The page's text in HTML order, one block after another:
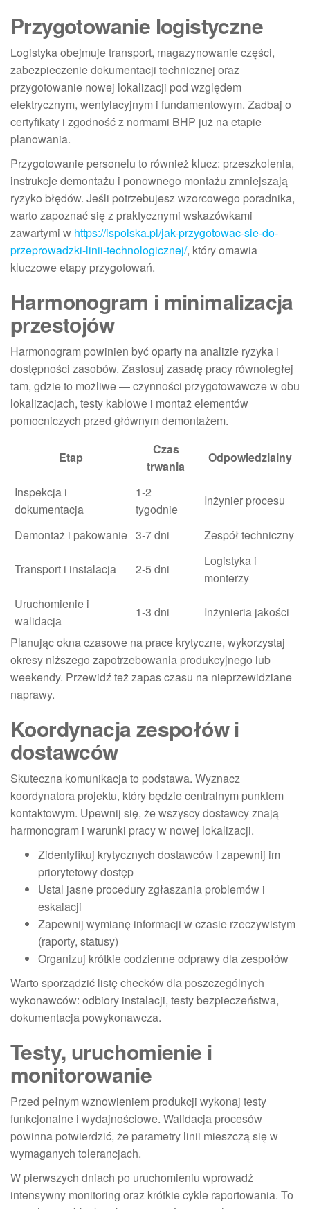
Przygotowanie logistyczne
Logistyka obejmuje transport, magazynowanie części,
zabezpieczenie dokumentacji technicznej oraz
przygotowanie nowej lokalizacji pod względem
elektrycznym, wentylacyjnym i fundamentowym. Zadbaj o
certyfikaty i zgodność z normami BHP już na etapie
planowania.
Przygotowanie personelu to również klucz: przeszkolenia,
instrukcje demontażu i ponownego montażu zmniejszają
ryzyko błędów. Jeśli potrzebujesz wzorcowego poradnika,
warto zapoznać się z praktycznymi wskazówkami
zawartymi w https://ispolska.pl/jak-przygotowac-sie-do-
przeprowadzki-linii-technologicznej/, który omawia
kluczowe etapy przygotowań.
Harmonogram i minimalizacja
przestojów
Harmonogram powinien być oparty na analizie ryzyka i
dostępności zasobów. Zastosuj zasadę pracy równoległej
tam, gdzie to możliwe — czynności przygotowawcze w obu
lokalizacjach, testy kablowe i montaż elementów
pomocniczych przed głównym demontażem.
Etap
Czas
trwania
Odpowiedzialny
Inspekcja i
dokumentacja
1-2
tygodnie
Inżynier procesu
Demontaż i pakowanie 3-7 dni Zespół techniczny
Transport i instalacja 2-5 dni
Logistyka i
monterzy
Uruchomienie i
walidacja
1-3 dni
Inżynieria jakości
Planując okna czasowe na prace krytyczne, wykorzystaj
okresy niższego zapotrzebowania produkcyjnego lub
weekendy. Przewidź też zapas czasu na nieprzewidziane
naprawy.
Koordynacja zespołów i
dostawców
Skuteczna komunikacja to podstawa. Wyznacz
koordynatora projektu, który będzie centralnym punktem
kontaktowym. Upewnij się, że wszyscy dostawcy znają
harmonogram i warunki pracy w nowej lokalizacji.
Zidentyfikuj krytycznych dostawców i zapewnij im
priorytetowy dostęp
Ustal jasne procedury zgłaszania problemów i
eskalacji
Zapewnij wymianę informacji w czasie rzeczywistym
(raporty, statusy)
Organizuj krótkie codzienne odprawy dla zespołów
Warto sporządzić listę checków dla poszczególnych
wykonawców: odbiory instalacji, testy bezpieczeństwa,
dokumentacja powykonawcza.
Testy, uruchomienie i
monitorowanie
Przed pełnym wznowieniem produkcji wykonaj testy
funkcjonalne i wydajnościowe. Walidacja procesów
powinna potwierdzić, że parametry linii mieszczą się w
wymaganych tolerancjach.
W pierwszych dniach po uruchomieniu wprowadź
intensywny monitoring oraz krótkie cykle raportowania. To